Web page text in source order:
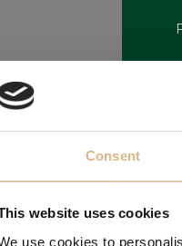
Consent
website uses cookies
use cookies to